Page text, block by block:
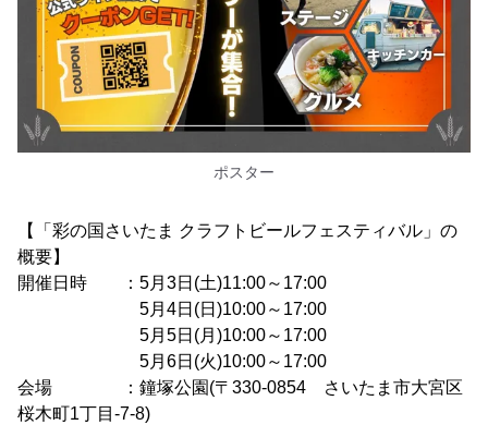
ポスター
【「彩の国さいたま クラフトビールフェスティバル」の
概要】
開催日時 ：5月3日(土)11:00～17:00
5月4日(日)10:00～17:00
5月5日(月)10:00～17:00
5月6日(火)10:00～17:00
会場 ：鐘塚公園(〒330-0854 さいたま市大宮区
桜木町1丁目-7-8)